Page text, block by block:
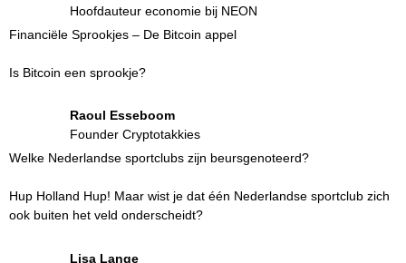
Hoofdauteur economie bij NEON
Financiële Sprookjes – De Bitcoin appel
Is Bitcoin een sprookje?
Raoul Esseboom
Founder Cryptotakkies
Welke Nederlandse sportclubs zijn beursgenoteerd?
Hup Holland Hup! Maar wist je dat één Nederlandse sportclub zich
ook buiten het veld onderscheidt?
Lisa Lange